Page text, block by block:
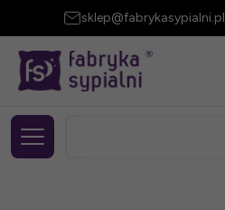
sklep@fabrykasypialni.pl